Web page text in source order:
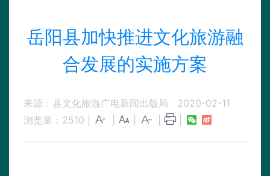
岳阳县加快推进文化旅游融
合发展的实施方案
来源：县文化旅游广电新闻出版局
2020-02-11
浏览量： 2510